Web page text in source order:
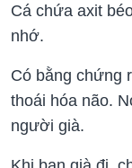
Cá chứa axit
nhớ.
Có bằng chứng
thoái hóa não.
người già.